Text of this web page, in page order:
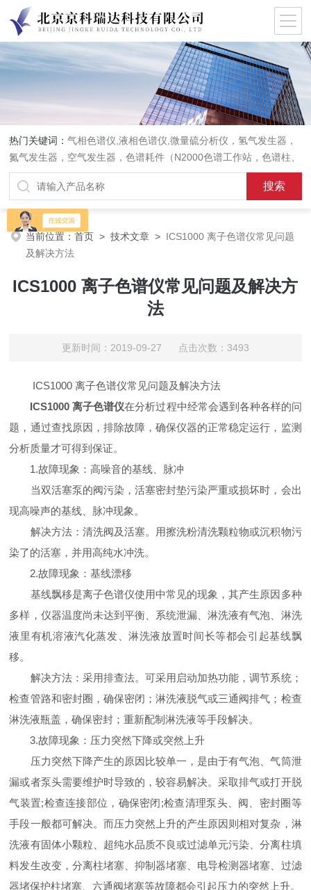
热门关键词：气相色谱仪,液相色谱仪,微量硫分析仪，氢气发生器，
氮气发生器，空气发生器，色谱耗件（N2000色谱工作站，色谱柱、
阀件、进样器、色谱担体），顶空进样器，热解析仪，紫外分光光度
计，原子吸收分光光度计，傅立叶红外光谱仪，分析天平等常规实验
室产品。
当前位置：首页 >技术文章 > ICS1000 离子色谱仪常见问题
及解决方法
ICS1000 离子色谱仪常见问题及解决方
法
更新时间：2019-09-27 点击次数：3493
ICS1000 离子色谱仪常见问题及解决方法
ICS1000 离子色谱仪在分析过程中经常会遇到各种各样的问
题，通过查找原因，排除故障，确保仪器的正常稳定运行，监测
分析质量才可得到保证。
1.故障现象：高噪音的基线、脉冲
当双活塞泵的阀污染，活塞密封垫污染严重或损坏时，会出
现高噪声的基线、脉冲现象。
解决方法：清洗阀及活塞。用擦洗粉清洗颗粒物或沉积物污
染了的活塞，并用高纯水冲洗。
2.故障现象：基线漂移
基线飘移是离子色谱仪使用中常见的现象，其产生原因多种
多样，仪器温度尚未达到平衡、系统泄漏、淋洗液有气泡、淋洗
液里有机溶液汽化蒸发、淋洗液放置时间长等都会引起基线飘
移。
解决方法：采用排查法。可采用启动加热功能，调节系统；
检查管路和密封圈，确保密闭；淋洗液脱气或三通阀排气；检查
淋洗液瓶盖，确保密封；重新配制淋洗液等手段解决。
3.故障现象：压力突然下降或突然上升
压力突然下降产生的原因比较单一，是由于有气泡、气筒泄
漏或者泵头需要维护时导致的，较容易解决。采取排气或打开脱
气装置;检查连接部位，确保密闭;检查清理泵头、阀、密封圈等
手段一般都可解决。而压力突然上升的产生原因则相对复杂，淋
洗液有固体小颗粒、超纯水品质不良或过滤单元污染、分离柱填
料发生改变，分离柱堵塞、抑制器堵塞、电导检测器堵塞、过滤
器堵保护柱堵塞、六通阀堵塞等故障都会引起压力的突然上升。